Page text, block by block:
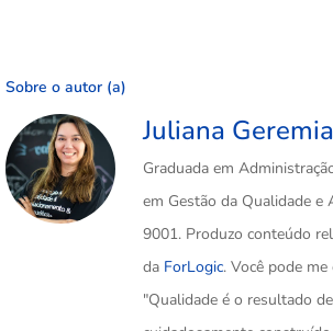
Sobre o autor (a)
Juliana
Graduada em
em Gestão da Qualidade e
9001. Produzo conteúdo
da ForLogic. Você pode
"Qualidade é o resultado